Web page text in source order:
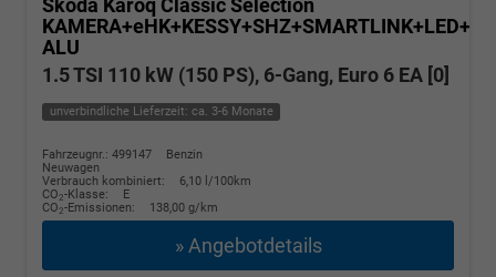
Skoda Karoq Classic Selection
ALU
1.5 TSI 110 kW (150 PS), 6-Gang, Euro 6 EA [0]
unverbindliche Lieferzeit: ca. 3-6 Monate
Fahrzeugnr.: 499147
Benzin
Neuwagen
Verbrauch kombiniert:
6,10 l/100km
CO2-Klasse:
E
CO2-Emissionen: 138,00 g/km
» Angebotdetails